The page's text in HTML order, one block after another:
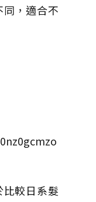
，適合不
較日系髮